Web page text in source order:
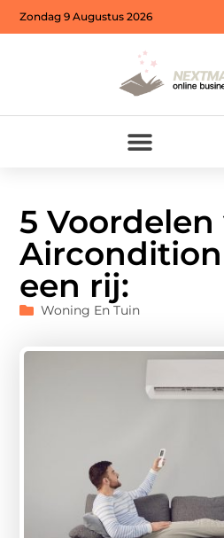
Zondag 9 Augustus 2026
5 Voordelen
een rij:
Woning En Tuin